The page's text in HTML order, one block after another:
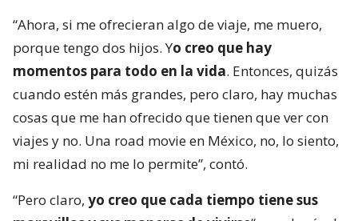
“Ahora, si me ofrecieran algo de viaje, me muero,
porque tengo dos hijos. Yo creo que hay
momentos para todo en la vida. Entonces, quizás
cuando estén más grandes, pero claro, hay muchas
cosas que me han ofrecido que tienen que ver con
viajes y no. Una road movie en México, no, lo siento,
mi realidad no me lo permite”, contó.
“Pero claro, yo creo que cada tiempo tiene sus